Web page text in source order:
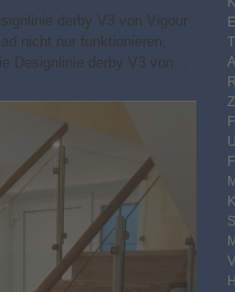
derby V3 von Vigour
nicht nur funktionieren,
Designlinie derby V3 von…